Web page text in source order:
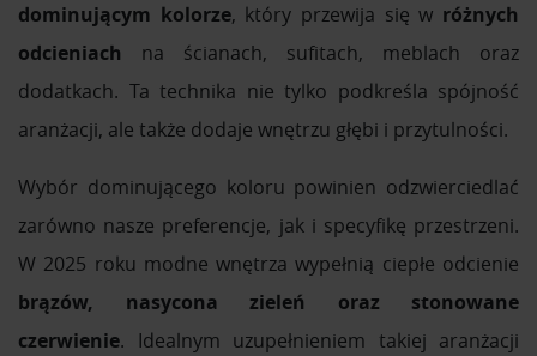
dominującym kolorze, który przewija się w różnych
odcieniach na ścianach, sufitach, meblach oraz
dodatkach. Ta technika nie tylko podkreśla spójność
aranżacji, ale także dodaje wnętrzu głębi i przytulności.
Wybór dominującego koloru powinien odzwierciedlać
zarówno nasze preferencje, jak i specyfikę przestrzeni.
W 2025 roku modne wnętrza wypełnią ciepłe odcienie
brązów, nasycona zieleń oraz stonowane
czerwienie. Idealnym uzupełnieniem takiej aranżacji